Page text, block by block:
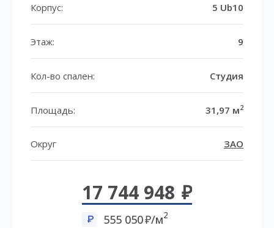
Корпус: 5 Ub10
Этаж: 9
Кол-во спален: Студия
Площадь: 31,97 м2
Округ ЗАО
17 744 948
555 050 /м2